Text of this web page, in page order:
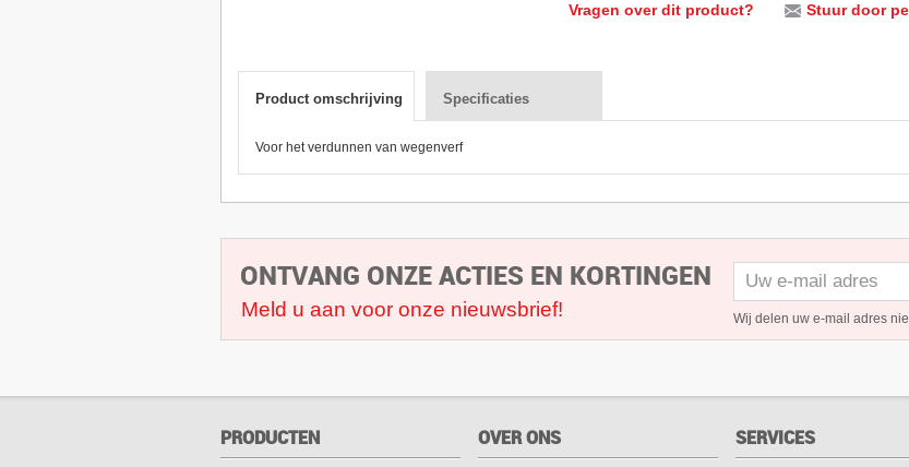
Vragen over dit product? Stuur door
Product omschrijving Specificaties
Voor het verdunnen van wegenverf
ONTVANG ONZE ACTIES EN KORTINGEN
Meld u aan voor onze nieuwsbrief! Wij delen uw e-mail adres
PRODUCTEN OVER ONS SERVICES